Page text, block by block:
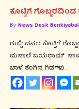
ಕೊಟ್ಟಿಗೆ
By News Desk
ಗುಬ್ಬಿ: ದನದ ಕೊಟ್ಟಿಗೆ
ಮಸಾಲೆ ಜಯರಾಮ್.
ಬಾಳೆ ತೆಂಗಿನ ಗಿಡಗಳು…